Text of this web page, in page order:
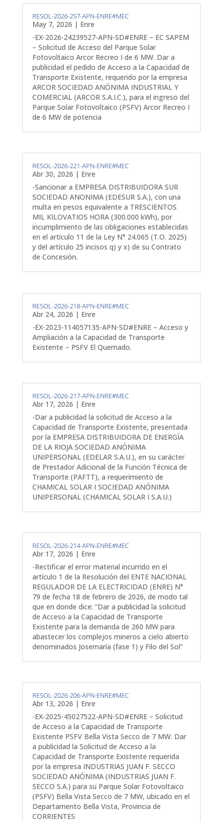
RESOL-2026-257-APN-ENRE#MEC
May 7, 2026 | Enre
-EX-2026-24239527-APN-SD#ENRE – EC SAPEM
– Solicitud de Acceso del Parque Solar
Fotovoltaico Arcor Recreo I de 6 MW. Dar a
publicidad el pedido de Acceso a la Capacidad de
Transporte Existente, requerido por la empresa
ARCOR SOCIEDAD ANÓNIMA INDUSTRIAL Y
COMERCIAL (ARCOR S.A.I.C.), para el ingreso del
Parque Solar Fotovoltaico (PSFV) Arcor Recreo I
de 6 MW de potencia
RESOL-2026-221-APN-ENRE#MEC
Abr 30, 2026 | Enre
-Sancionar a EMPRESA DISTRIBUIDORA SUR
SOCIEDAD ANONIMA (EDESUR S.A.), con una
multa en pesos equivalente a TRESCIENTOS
MIL KILOVATIOS HORA (300.000 kWh), por
incumplimiento de las obligaciones establecidas
en el artículo 11 de la Ley N° 24.065 (T.O. 2025)
y del artículo 25 incisos q) y x) de su Contrato
de Concesión.
RESOL-2026-218-APN-ENRE#MEC
Abr 24, 2026 | Enre
-EX-2023-114057135-APN-SD#ENRE – Acceso y
Ampliación a la Capacidad de Transporte
Existente – PSFV El Quemado.
RESOL-2026-217-APN-ENRE#MEC
Abr 17, 2026 | Enre
-Dar a publicidad la solicitud de Acceso a la
Capacidad de Transporte Existente, presentada
por la EMPRESA DISTRIBUIDORA DE ENERGÍA
DE LA RIOJA SOCIEDAD ANÓNIMA
UNIPERSONAL (EDELAR S.A.U.), en su carácter
de Prestador Adicional de la Función Técnica de
Transporte (PAFTT), a requerimiento de
CHAMICAL SOLAR I SOCIEDAD ANÓNIMA
UNIPERSONAL (CHAMICAL SOLAR I S.A.U.)
RESOL-2026-214-APN-ENRE#MEC
Abr 17, 2026 | Enre
-Rectificar el error material incurrido en el
artículo 1 de la Resolución del ENTE NACIONAL
REGULADOR DE LA ELECTRICIDAD (ENRE) N°
79 de fecha 18 de febrero de 2026, de modo tal
que en donde dice: “Dar a publicidad la solicitud
de Acceso a la Capacidad de Transporte
Existente para la demanda de 260 MW para
abastecer los complejos mineros a cielo abierto
denominados Josemaría (fase 1) y Filo del Sol”
RESOL-2026-206-APN-ENRE#MEC
Abr 13, 2026 | Enre
-EX-2025-45027522-APN-SD#ENRE – Solicitud
de Acceso a la Capacidad de Transporte
Existente PSFV Bella Vista Secco de 7 MW. Dar
a publicidad la Solicitud de Acceso a la
Capacidad de Transporte Existente requerida
por la empresa INDUSTRIAS JUAN F. SECCO
SOCIEDAD ANÓNIMA (INDUSTRIAS JUAN F.
SECCO S.A.) para su Parque Solar Fotovoltaico
(PSFV) Bella Vista Secco de 7 MW, ubicado en el
Departamento Bella Vista, Provincia de
CORRIENTES